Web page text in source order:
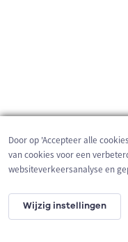
200 m
Door op 'Accepteer alle
van cookies voor een
websiteverkeersanalyse en
Wijzig instellingen